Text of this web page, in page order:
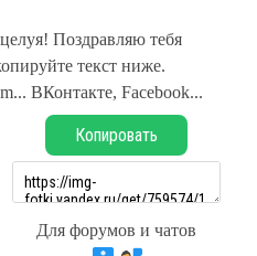
Поздравляю тебя
текст ниже.
ВКонтакте, Facebook...
Копировать
Для форумов и чатов